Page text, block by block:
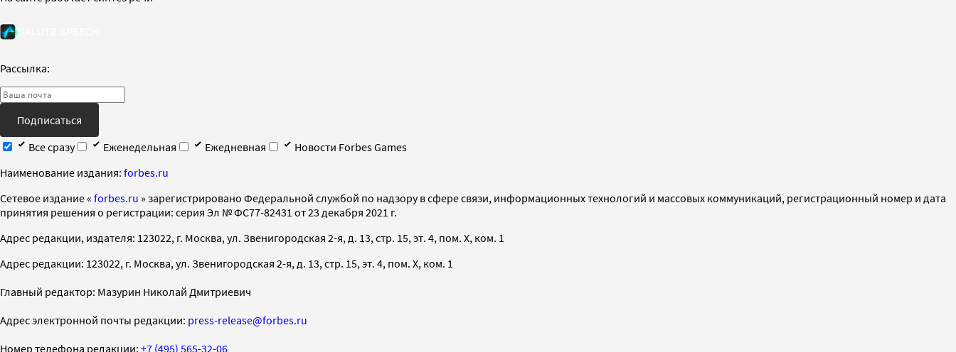
Рассылка:
Подписаться
Все сразу
Еженедельная Ежедневная
Новости Forbes Games
Наименование издания: forbes.ru
Cетевое издание « forbes.ru » зарегистрировано Федеральной службой по надзору в сфере связи, информационных технологий и массовых коммуникаций, регистрационный номер и дата
принятия решения о регистрации: серия Эл № ФС77-82431 от 23 декабря 2021 г.
Адрес редакции, издателя: 123022, г. Москва, ул. Звенигородская 2-я, д. 13, стр. 15, эт. 4, пом. X, ком. 1
Адрес редакции: 123022, г. Москва, ул. Звенигородская 2-я, д. 13, стр. 15, эт. 4, пом. X, ком. 1
Главный редактор: Мазурин Николай Дмитриевич
Адрес электронной почты редакции: press-release@forbes.ru
Номер телефона редакции: +7 (495) 565-32-06